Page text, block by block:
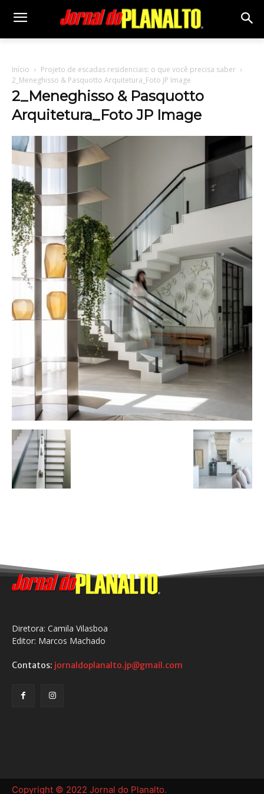
Início
Projeto de escadas residenciais: o que você precisa saber
2_Meneghisso & Pasquotto Arquitetura_Foto JP Image
2_Meneghisso & Pasquotto
Arquitetura_Foto JP Image
Diretora: Camila Vilasboa
Editor: Marcos Machado
Contatos: jornaldoplanalto.jp@gmail.com
Copyright © 2022 Jornal do Planalto.